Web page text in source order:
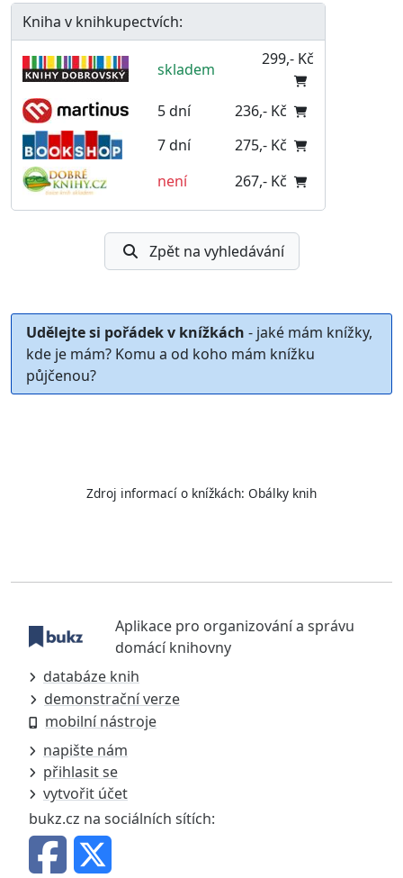
Kniha v knihkupectvích:
skladem
299,- Kč
5 dní
236,- Kč
7 dní
275,- Kč
není
267,- Kč
Zpět na vyhledávání
Udělejte si pořádek v knížkách - jaké mám knížky,
kde je mám? Komu a od koho mám knížku
půjčenou?
Zdroj informací o knížkách: Obálky knih
Aplikace pro organizování a správu
domácí knihovny
databáze knih
demonstrační verze
mobilní nástroje
napište nám
přihlasit se
vytvořit účet
bukz.cz na sociálních sítích: